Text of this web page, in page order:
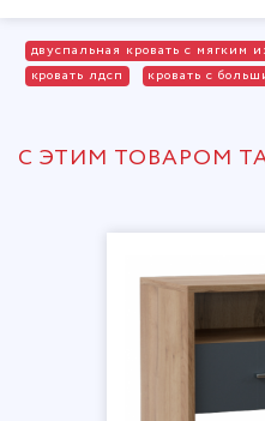
двуспальная кровать с мягким
кровать лдсп
кровать с
С ЭТИМ ТОВАРОМ